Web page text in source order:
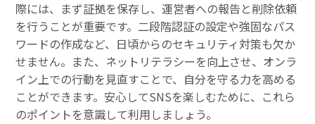
際には、まず証拠を保存し、運営者への報告と削除依頼
を行うことが重要です。二段階認証の設定や強固なパス
ワードの作成など、日頃からのセキュリティ対策も欠か
せません。また、ネットリテラシーを向上させ、オンラ
イン上での行動を見直すことで、自分を守る力を高める
ことができます。安心してSNSを楽しむために、これら
のポイントを意識して利用しましょう。